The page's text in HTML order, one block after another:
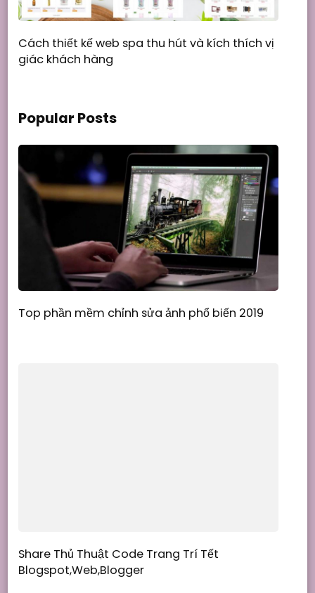
Cách thiết kế web spa thu hút và kích thích vị
giác khách hàng
Popular Posts
Top phần mềm chỉnh sửa ảnh phổ biến 2019
Share Thủ Thuật Code Trang Trí Tết
Blogspot,Web,Blogger